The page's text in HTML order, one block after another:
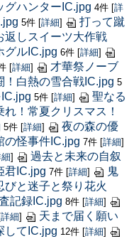
グハンターIC.jpg 4件 [詳
5件 [詳細]
打って蹴
返しスイーツ大作戦
グルIC.jpg 6件 [詳細]
[詳細]
才華祭ノーブ
！白熱の雪合戦IC.jpg 5
5件 [詳細]
聖なる
れ！常夏クリスマス！
5件 [詳細]
夜の森の優
の怪事件IC.jpg 7件 [詳細]
]
過去と未来の自叙
君IC.jpg 7件 [詳細]
鬼
びと迷子と祭り花火
記録IC.jpg 8件 [詳細]
[詳細]
天まで届く願い
してIC.jpg 12件 [詳細]